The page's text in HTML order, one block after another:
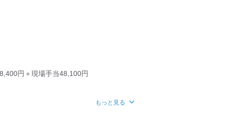
円＋現場手当48,100円
もっと見る